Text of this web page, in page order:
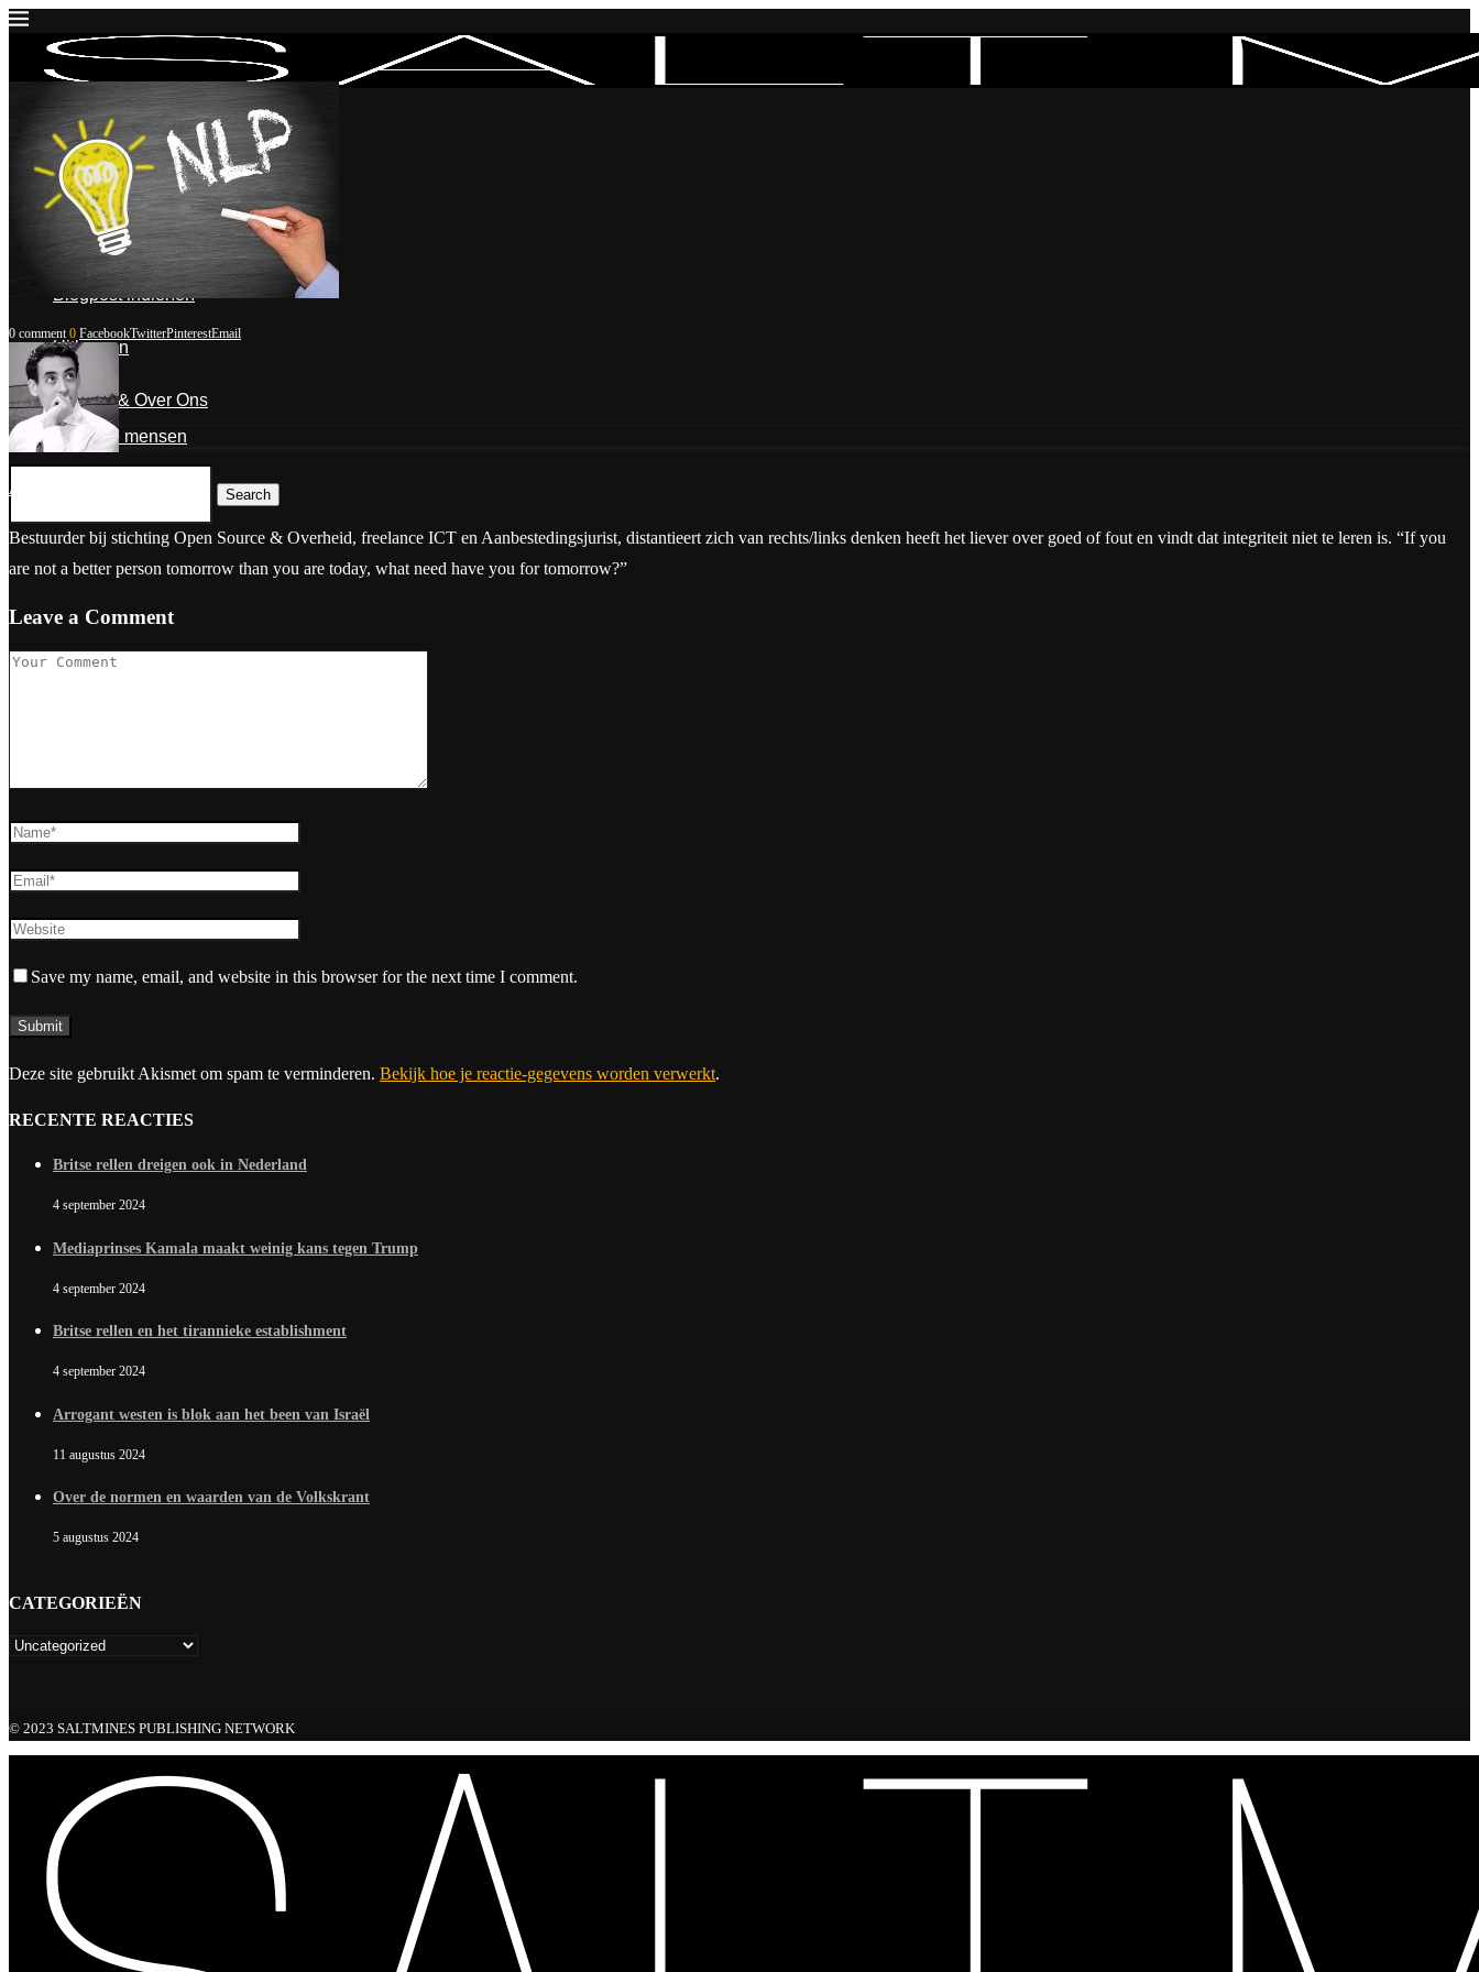
Inloggen
Mijn account
Mijn blogposts
Blogpost indienen
Uitloggen
Contact & Over Ons
De mensen
Search
0 comment 0 FacebookTwitterPinterestEmail
Ahmed Aarad
Bestuurder bij stichting Open Source & Overheid, freelance ICT en Aanbestedingsjurist, distantieert zich van rechts/links denken heeft het liever over goed of fout en vindt dat integriteit niet te leren is. “If you
are not a better person tomorrow than you are today, what need have you for tomorrow?”
Leave a Comment
Save my name, email, and website in this browser for the next time I comment.
Deze site gebruikt Akismet om spam te verminderen. Bekijk hoe je reactie-gegevens worden verwerkt.
RECENTE REACTIES
Britse rellen dreigen ook in Nederland
4 september 2024
Mediaprinses Kamala maakt weinig kans tegen Trump
4 september 2024
Britse rellen en het tirannieke establishment
4 september 2024
Arrogant westen is blok aan het been van Israël
11 augustus 2024
Over de normen en waarden van de Volkskrant
5 augustus 2024
CATEGORIEËN
© 2023 SALTMINES PUBLISHING NETWORK